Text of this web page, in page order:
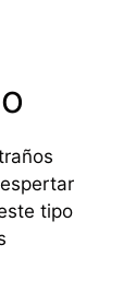
tipo